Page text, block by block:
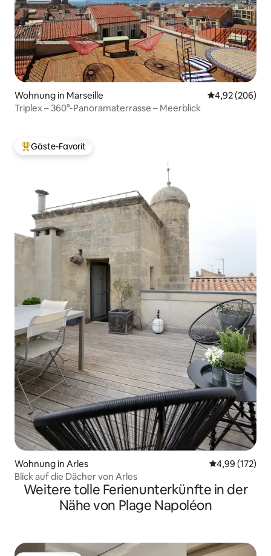
Wohnung in Marseille
4,92 (206)
Triplex – 360°-Panoramaterrasse – Meerblick
Beliebter Gäste-Favorit.
Gäste-Favorit
Wohnung in Arles
4,99 (172)
Blick auf die Dächer von Arles
Weitere tolle Ferienunterkünfte in der
Nähe von Plage Napoléon